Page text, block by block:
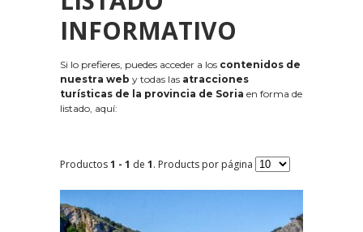
INFORMATIVO
Si lo prefieres, puedes acceder a los contenidos de
nuestra web y todas las atracciones
turísticas de la provincia de Soria en forma de
listado, aquí:
Productos1 - 1 de 1. Products por página